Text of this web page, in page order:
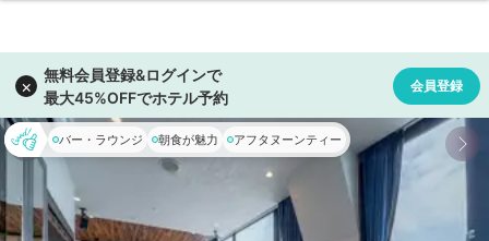
バー・ラウンジ 朝食が魅力 アフタヌーンティー